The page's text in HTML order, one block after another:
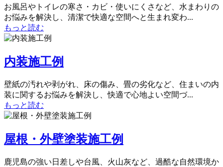
お風呂やトイレの寒さ・カビ・使いにくさなど、水まわりの
お悩みを解決し、清潔で快適な空間へと生まれ変わ...
もっと読む
内装施工例
壁紙の汚れや剥がれ、床の傷み、畳の劣化など、住まいの内
装に関するお悩みを解決し、快適で心地よい空間づ...
もっと読む
屋根・外壁塗装施工例
鹿児島の強い日差しや台風、火山灰など、過酷な自然環境か